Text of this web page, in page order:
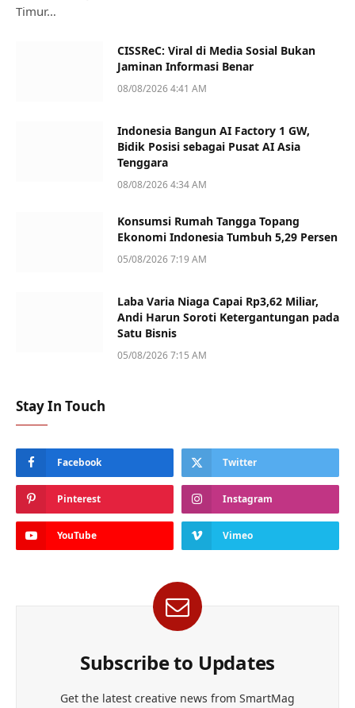
Timur…
CISSReC: Viral di Media Sosial Bukan
Jaminan Informasi Benar
08/08/2026 4:41 AM
Indonesia Bangun AI Factory 1 GW,
Bidik Posisi sebagai Pusat AI Asia
Tenggara
08/08/2026 4:34 AM
Konsumsi Rumah Tangga Topang
Ekonomi Indonesia Tumbuh 5,29 Persen
05/08/2026 7:19 AM
Laba Varia Niaga Capai Rp3,62 Miliar,
Andi Harun Soroti Ketergantungan pada
Satu Bisnis
05/08/2026 7:15 AM
Stay In Touch
Facebook Twitter
Pinterest Instagram
YouTube Vimeo
Subscribe to Updates
Get the latest creative news from SmartMag